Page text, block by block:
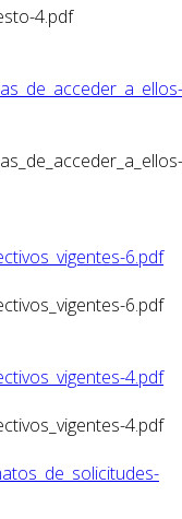
4.pdf
6.pdf
6.pdf
4.pdf
4.pdf